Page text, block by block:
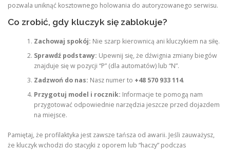
pozwala uniknąć kosztownego holowania do autoryzowanego serwisu.
Co zrobić, gdy kluczyk się zablokuje?
Zachowaj spokój: Nie szarp kierownicą ani kluczykiem na siłę.
Sprawdź podstawy: Upewnij się, że dźwignia zmiany biegów
znajduje się w pozycji “P” (dla automatów) lub “N”.
Zadzwoń do nas: Nasz numer to +48 570 933 114.
Przygotuj model i rocznik: Informacje te pomogą nam
przygotować odpowiednie narzędzia jeszcze przed dojazdem
na miejsce.
Pamiętaj, że profilaktyka jest zawsze tańsza od awarii. Jeśli zauważysz,
że kluczyk wchodzi do stacyjki z oporem lub “haczy” podczas